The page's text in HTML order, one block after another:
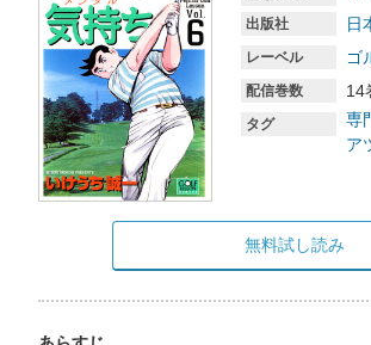
出版社 日
レーベル ゴ
配信巻数 14
タグ 専
ア
無料試し読み